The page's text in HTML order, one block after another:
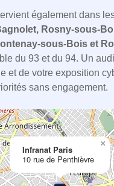
également dans
Rosny-sous-
sous-Bois et
du 93 et du 94. Un
et de votre exposition
sans engagement.
Infranat Paris
10 rue de Penthièvre
×